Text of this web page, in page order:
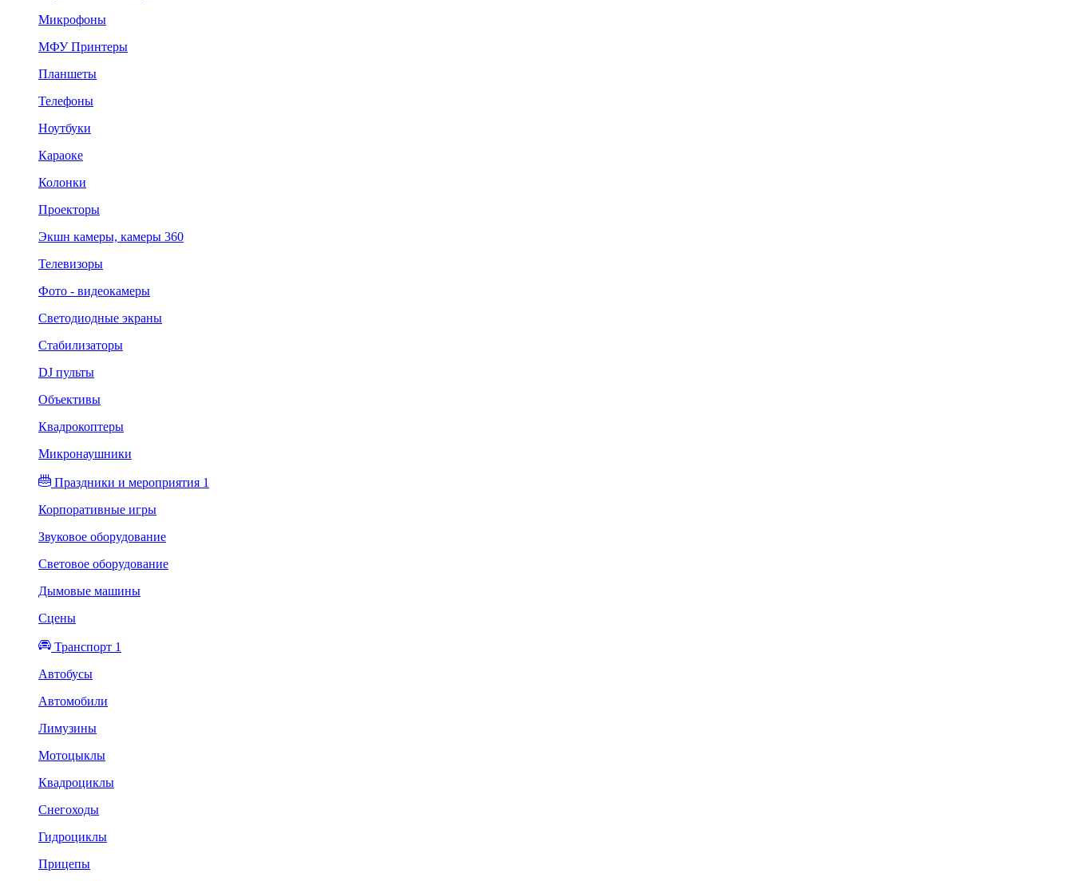
Микрофоны
МФУ Принтеры
Планшеты
Телефоны
Ноутбуки
Караоке
Колонки
Проекторы
Экшн камеры, камеры 360
Телевизоры
Фото - видеокамеры
Светодиодные экраны
Стабилизаторы
DJ пульты
Объективы
Квадрокоптеры
Микронаушники
Праздники и мероприятия 1
Корпоративные игры
Звуковое оборудование
Световое оборудование
Дымовые машины
Сцены
Транспорт 1
Автобусы
Автомобили
Лимузины
Мотоцыклы
Квадроциклы
Снегоходы
Гидроциклы
Прицепы